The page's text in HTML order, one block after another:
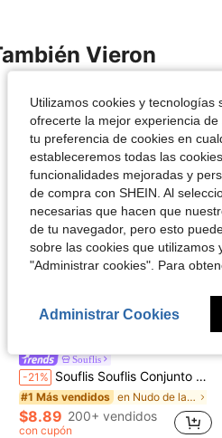
Vieron
0-3 Years
Souflis
-21% Souflis Souflis Conjunto de 2 piezas para bebé niño: traje formal de caballero, camisa blanca de manga corta de punto con solapa y un solo botón, pajarita y pantalones cortos con tirantes y cintura elástica. Ideal para el verano, de 6 meses a 3 años. Perfecto para fiestas de cumpleaños, celebraciones, actuaciones, bodas, ceremonias de luna llena, bautizos, regreso a clases, baby showers y otras ocasiones. Moderno y elegante.
#1 Más vendidos en Nudo de lazo Trajes de bebé niño
$8.89 200+ vendidos
con cupón
Utilizamos cookies y
ofrecerte la mejor experiencia
tu preferencia de cookies en
estableceremos todas las
funcionalidades mejoradas y
de compra con SHEIN. Al
necesarias que hacen que
de tu navegador, pero esto
sobre las cookies que utilizamos
"Administrar cookies". Para
Administrar Cookies